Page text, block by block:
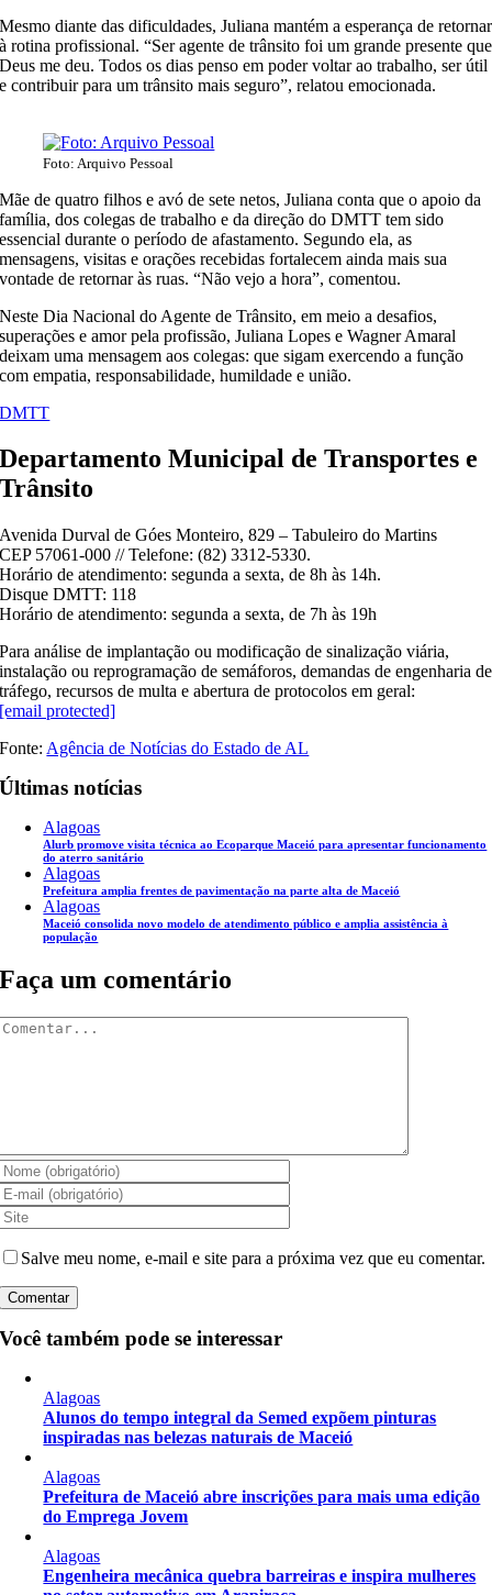
Mesmo diante das dificuldades, Juliana mantém a esperança de retornar
à rotina profissional. “Ser agente de trânsito foi um grande presente que
Deus me deu. Todos os dias penso em poder voltar ao trabalho, ser útil
e contribuir para um trânsito mais seguro”, relatou emocionada.
Foto: Arquivo Pessoal
Mãe de quatro filhos e avó de sete netos, Juliana conta que o apoio da
família, dos colegas de trabalho e da direção do DMTT tem sido
essencial durante o período de afastamento. Segundo ela, as
mensagens, visitas e orações recebidas fortalecem ainda mais sua
vontade de retornar às ruas. “Não vejo a hora”, comentou.
Neste Dia Nacional do Agente de Trânsito, em meio a desafios,
superações e amor pela profissão, Juliana Lopes e Wagner Amaral
deixam uma mensagem aos colegas: que sigam exercendo a função
com empatia, responsabilidade, humildade e união.
DMTT
Departamento Municipal de Transportes e
Trânsito
Avenida Durval de Góes Monteiro, 829 – Tabuleiro do Martins
CEP 57061-000 // Telefone: (82) 3312-5330.
Horário de atendimento: segunda a sexta, de 8h às 14h.
Disque DMTT: 118
Horário de atendimento: segunda a sexta, de 7h às 19h
Para análise de implantação ou modificação de sinalização viária,
instalação ou reprogramação de semáforos, demandas de engenharia de
tráfego, recursos de multa e abertura de protocolos em geral:
[email protected]
Fonte: Agência de Notícias do Estado de AL
Últimas notícias
Alagoas
Alurb promove visita técnica ao Ecoparque Maceió para apresentar funcionamento
do aterro sanitário
Alagoas
Prefeitura amplia frentes de pavimentação na parte alta de Maceió
Alagoas
Maceió consolida novo modelo de atendimento público e amplia assistência à
população
Faça um comentário
Salve meu nome, e-mail e site para a próxima vez que eu comentar.
Você também pode se interessar
Alagoas
Alunos do tempo integral da Semed expõem pinturas
inspiradas nas belezas naturais de Maceió
Alagoas
Prefeitura de Maceió abre inscrições para mais uma edição
do Emprega Jovem
Alagoas
Engenheira mecânica quebra barreiras e inspira mulheres